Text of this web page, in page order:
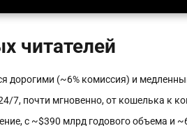
читателей
дорогими (~6% комиссия) и
7, почти мгновенно, от кошелька к
с ~$390 млрд годового объема и